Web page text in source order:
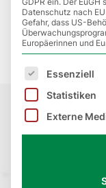
Datenschutz nach
Gefahr, dass US-
Europäerinnen und
Es folgt eine
Essenziell
Statistiken
Externe